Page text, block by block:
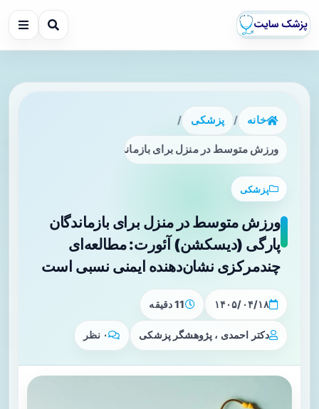
خانه / پزشکی /
ورزش متوسط در منزل برای بازماندگان پارگی (دیسکشن)
پزشکی
ورزش متوسط در منزل برای بازماندگان
پارگی (دیسکشن) آئورت: مطالعه‌ای
چندمرکزی نشان‌دهنده ایمنی نسبی است
۱۴۰۵/۰۴/۱۸ 11 دقیقه
دکتر احمدی ، پژوهشگر پزشکی ۰ نظر